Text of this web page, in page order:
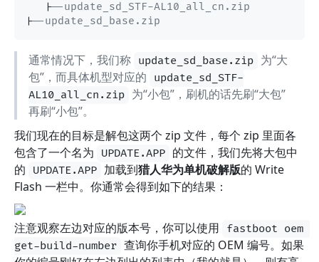
   |
--update_sd_STF-AL10_all_cn.zip
|--update_sd_base.zip
通常情况下，我们称 update_sd_base.zip 为“大
包”，而具体机型对应的
update_sd_STF-
AL10_all_cn.zip 为“小包”，刷机的话先刷“大包”
再刷“小包”。
我们现在的目标是解包这两个 zip 文件，每个 zip 里面各
包含了一个名为
UPDATE.APP 的文件，我们先将大包中
的
UPDATE.APP 加载到猎人华为单机破解版的 Write
Flash 一栏中。你通常会得到如下的结果：
注意观察左边对应的版本号，你可以使用
fastboot oem
get-build-number 查询你手机对应的 OEM 编号。如果